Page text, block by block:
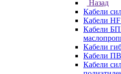
Назад
Кабели
Кабели HF
Кабели
Кабели
Кабели
Кабели